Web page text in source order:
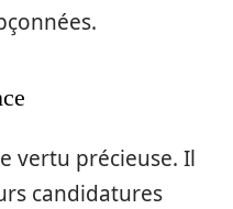
vertu précieuse. Il
candidatures